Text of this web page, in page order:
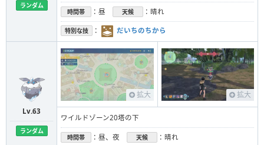
ランダム
時間帯 ：昼 天候 ：晴れ
特別な技 ： だいちのちから
Lv.63
ランダム
拡大 拡大
ワイルドゾーン20塔の下
時間帯 ：昼、夜 天候 ：晴れ